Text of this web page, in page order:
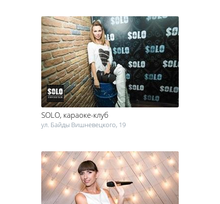
SOLO, караоке-клуб
ул. Байды Вишневецкого, 19